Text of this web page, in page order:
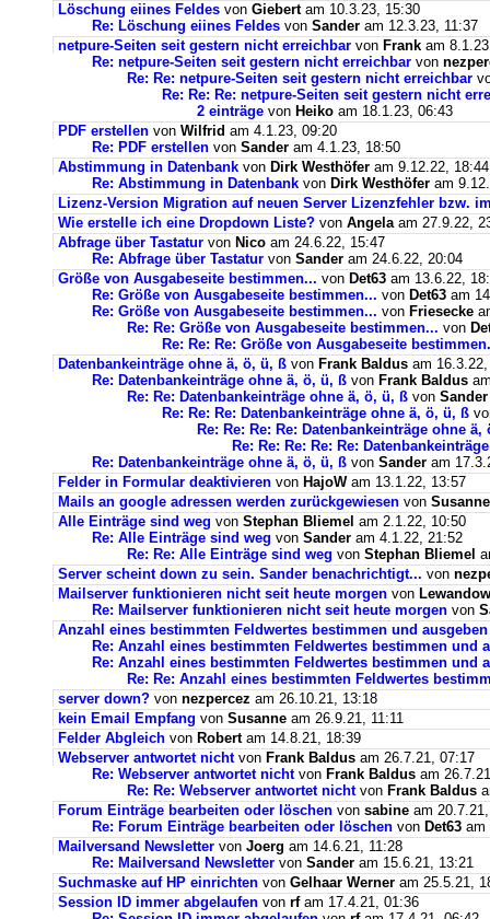
Löschung eiines Feldes von Giebertam 10.3.23, 15:30
Re: Löschung eiines Feldes von Sander am 12.3.23, 11:37
netpure-Seiten seit gestern nicht erreichbar von Frank am
Re: netpure-Seiten seit gestern nicht erreichbar von
Re: Re: netpure-Seiten seit gestern nicht erreichbar
Re: Re: Re: netpure-Seiten seit gestern nicht
2 einträge von Heiko am 18.1.23, 06:43
PDF erstellen von Wilfrid am 4.1.23, 09:20
Re: PDF erstellen von Sander am 4.1.23, 18:50
Abstimmung in Datenbank von Dirk Westhöfer am 9.12.22, 18:44
Re: Abstimmung in Datenbank von Dirk Westhöfer am
Lizenz-Version Migration auf neuen Server Lizenzfehler bzw.
Wie erstelle ich eine Dropdown Liste? von Angela am 27.9.22,
Abfrage über Tastatur von Nico am 24.6.22, 15:47
Re: Abfrage über Tastatur von Sander am 24.6.22, 20:04
Größe von Ausgabeseite bestimmen... von Det63 am 13.6.22,
Re: Größe von Ausgabeseite bestimmen... von Det63 am
Re: Größe von Ausgabeseite bestimmen... von Friesecke
Re: Re: Größe von Ausgabeseite bestimmen... von
Re: Re: Re: Größe von Ausgabeseite
Datenbankeinträge ohne ä, ö, ü, ß von Frank Baldus am
Re: Datenbankeinträge ohne ä, ö, ü, ß von Frank Baldus
Re: Re: Datenbankeinträge ohne ä, ö, ü, ß von Sander
Re: Re: Re: Datenbankeinträge ohne ä, ö, ü, ß
Re: Re: Re: Re: Datenbankeinträge ohne ä,
Re: Re: Re: Re: Re:
Re: Datenbankeinträge ohne ä, ö, ü, ß von Sander am
Felder in Formular deaktivieren von HajoWam 13.1.22, 13:57
Mails an google adressen werden zurückgewiesen von Susanne
Alle Einträge sind weg von Stephan Bliemel am 2.1.22, 10:50
Re: Alle Einträge sind weg von Sander am 4.1.22, 21:52
Re: Re: Alle Einträge sind weg von Stephan Bliemel
Server scheint down zu sein. Sander benachrichtigt... von
Mailserver funktionieren nicht seit heute morgen von
Re: Mailserver funktionieren nicht seit heute morgen von
Anzahl eines bestimmten Feldwertes bestimmen und ausgeben
Re: Anzahl eines bestimmten Feldwertes bestimmen und
Re: Anzahl eines bestimmten Feldwertes bestimmen und
Re: Re: Anzahl eines bestimmten Feldwertes
server down? von nezpercez am 26.10.21, 13:18
kein Email Empfang von Susanne am 26.9.21, 11:11
Felder Abgleich von Robertam 14.8.21, 18:39
Webserver antwortet nichtvon Frank Baldus am 26.7.21, 07:17
Re: Webserver antwortet nichtvon Frank Baldus am
Re: Re: Webserver antwortet nichtvon Frank Baldus
Forum Einträge bearbeiten oder löschen von sabine am
Re: Forum Einträge bearbeiten oder löschen von Det63 am
Mailversand Newsletter von Joerg am 14.6.21, 11:28
Re: Mailversand Newsletter von Sander am 15.6.21, 13:21
Suchmaske auf HP einrichten von Gelhaar Werner am 25.5.21,
Session ID immer abgelaufen von rfam 17.4.21, 01:36